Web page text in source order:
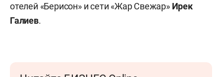
отелей «Берисон» и сети «Жар Свежар» Ирек
Галиев.